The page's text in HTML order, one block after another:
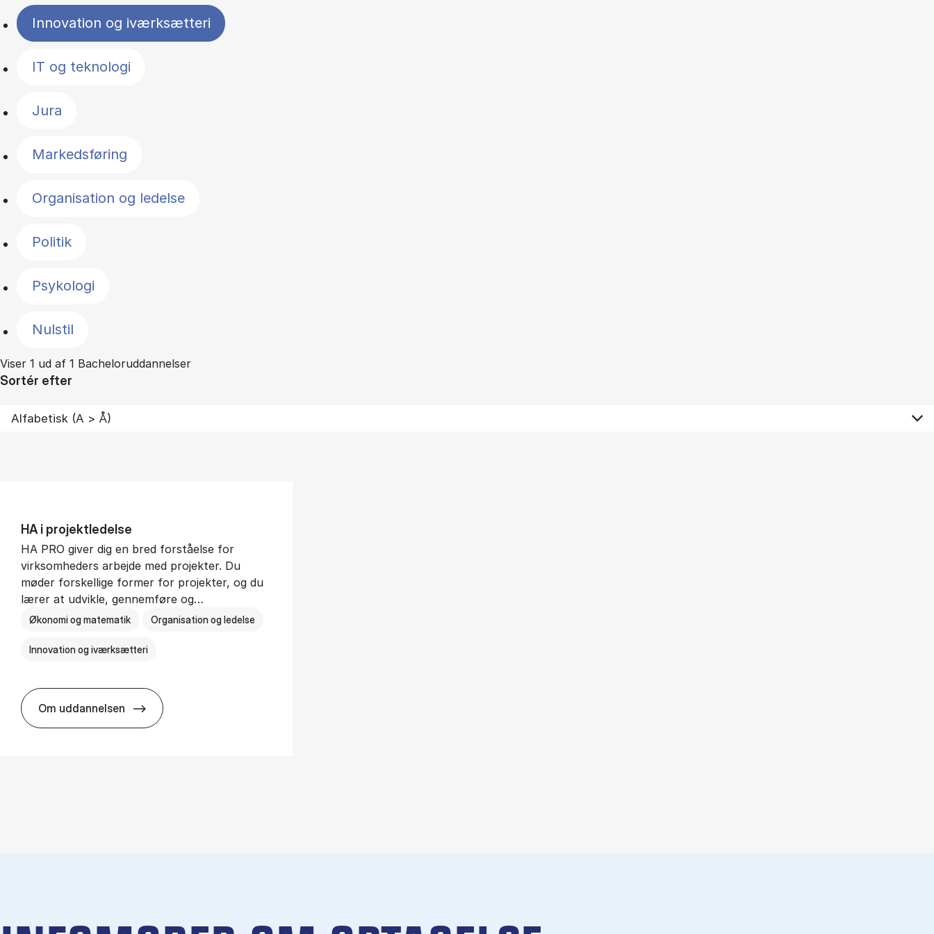
Innovation og iværksætteri
IT og teknologi
Jura
Markedsføring
Organisation og ledelse
Politik
Psykologi
Nulstil
Viser 1 ud af 1 Bacheloruddannelser
Sortér efter
HA i pro­jekt­le­del­se
HA PRO giver dig en bred forståelse for
virksomheders arbejde med projekter. Du
møder forskellige former for projekter, og du
lærer at udvikle, gennemføre og…
Økonomi og matematik Organisation og ledelse
Innovation og iværksætteri
Om uddannelsen
HA i pro­jekt­le­del­se